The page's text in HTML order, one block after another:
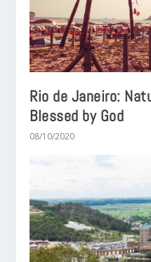
Rio de Janeiro:
Blessed by God
08/10/2020